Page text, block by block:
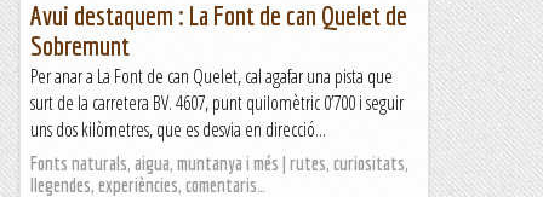
Avui destaquem : La Font de can Quelet de
Sobremunt
Per anar a La Font de can Quelet, cal agafar una pista que
surt de la carretera BV. 4607, punt quilomètric 0’700 i seguir
uns dos kilòmetres, que es desvia en direcció...
Fonts naturals, aigua, muntanya i més | rutes, curiositats,
llegendes, experiències, comentaris…